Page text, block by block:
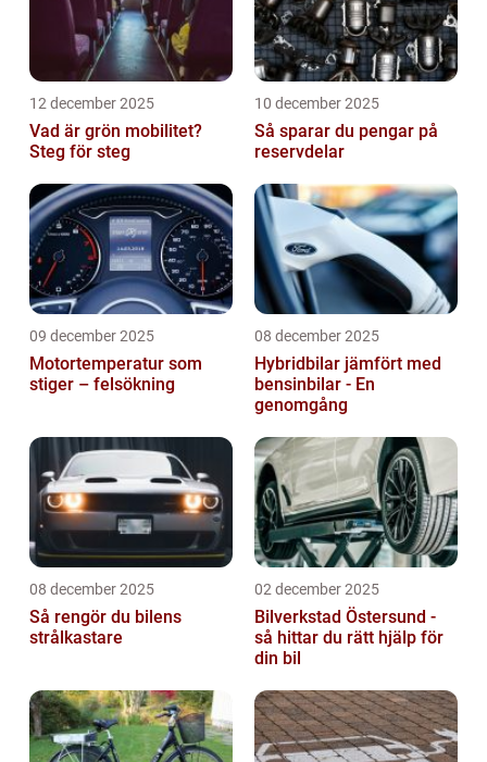
12 december 2025
Vad är grön mobilitet?
Steg för steg
10 december 2025
Så sparar du pengar på
reservdelar
09 december 2025
Motortemperatur som
stiger – felsökning
08 december 2025
Hybridbilar jämfört med
bensinbilar - En
genomgång
08 december 2025
Så rengör du bilens
strålkastare
02 december 2025
Bilverkstad Östersund -
så hittar du rätt hjälp för
din bil